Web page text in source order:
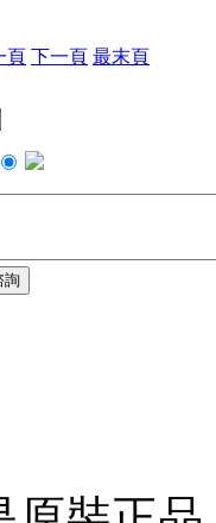
頁 下一頁 最末頁